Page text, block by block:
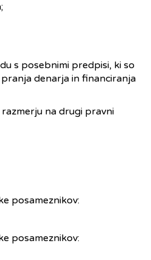
s posebnimi predpisi, ki so
denarja in financiranja
na drugi pravni
posameznikov:
posameznikov: